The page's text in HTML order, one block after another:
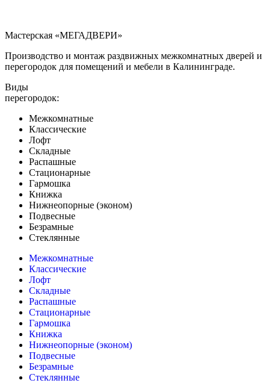
Мастерская «МЕГАДВЕРИ»
Производство и монтаж раздвижных межкомнатных дверей и
перегородок для помещений и мебели в Калининграде.
Виды
перегородок:
Межкомнатные
Классические
Лофт
Складные
Распашные
Стационарные
Гармошка
Книжка
Нижнеопорные (эконом)
Подвесные
Безрамные
Стеклянные
Межкомнатные
Классические
Лофт
Складные
Распашные
Стационарные
Гармошка
Книжка
Нижнеопорные (эконом)
Подвесные
Безрамные
Стеклянные